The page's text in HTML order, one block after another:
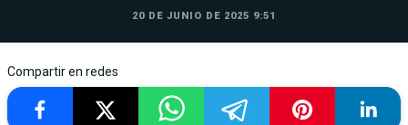
20 DE JUNIO DE 2025 9:51
Compartir en redes